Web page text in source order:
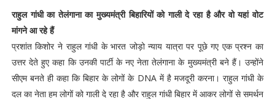
राहुल गांधी का तेलंगाना का मुख्यमंत्री बिहारियों को गाली दे रहा है और वो यहां वोट
मांगने आ रहे हैं
प्रशांत किशोर ने राहुल गांधी के भारत जोड़ो न्याय यात्रा पर पूछे गए एक प्रश्न का
उत्तर देते हुए कहा कि उनकी पार्टी के नए नेता तेलंगाना के मुख्यमंत्री बने हैं। उन्होंने
सीएम बनते ही कहा कि बिहार के लोगों के DNA में है मजदूरी करना। राहुल गांधी के
दल का नेता हम लोगों को गाली दे रहा है और राहुल गांधी बिहार में आकर लोगों से समर्थन